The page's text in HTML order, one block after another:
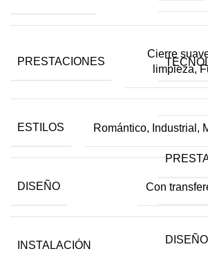
PRESTACIONES
Cierre
limpieza,
ESTILOS Romántico, Industrial,
DISEÑO Con
INSTALACIÓN DISEÑO